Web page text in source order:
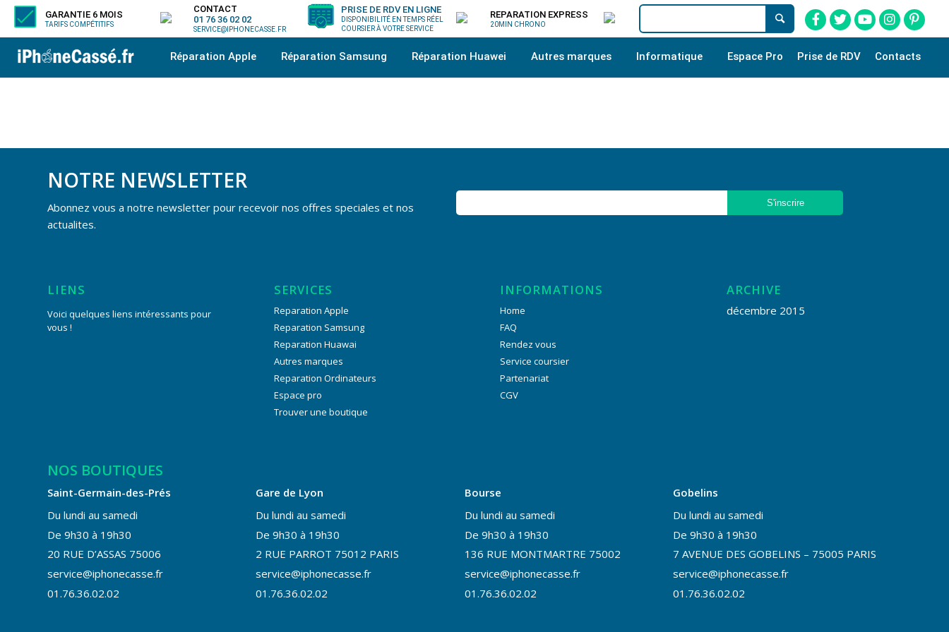
GARANTIE 6 MOIS
TARIFS COMPÉTITIFS
CONTACT
01 76 36 02 02
SERVICE@IPHONECASSE.FR
PRISE DE RDV EN LIGNE
DISPONIBILITÉ EN TEMPS RÉEL
COURSIER À VOTRE SERVICE
REPARATION EXPRESS
20MIN CHRONO
Réparation Apple Réparation Samsung Réparation Huawei Autres marques Informatique Espace Pro Prise de RDV Contacts
NOTRE NEWSLETTER
Abonnez vous a notre newsletter pour recevoir nos offres speciales et nos
actualites.
LIENS
Voici quelques liens intéressants pour
vous !
SERVICES
Reparation Apple
Reparation Samsung
Reparation Huawai
Autres marques
Reparation Ordinateurs
Espace pro
Trouver une boutique
INFORMATIONS
Home
FAQ
Rendez vous
Service coursier
Partenariat
CGV
ARCHIVE
décembre 2015
NOS BOUTIQUES
Saint-Germain-des-Prés
Du lundi au samedi
De 9h30 à 19h30
20 RUE D’ASSAS 75006
service@iphonecasse.fr
01.76.36.02.02
Gare de Lyon
Du lundi au samedi
De 9h30 à 19h30
2 RUE PARROT 75012 PARIS
service@iphonecasse.fr
01.76.36.02.02
Bourse
Du lundi au samedi
De 9h30 à 19h30
136 RUE MONTMARTRE 75002
service@iphonecasse.fr
01.76.36.02.02
Gobelins
Du lundi au samedi
De 9h30 à 19h30
7 AVENUE DES GOBELINS – 75005 PARIS
service@iphonecasse.fr
01.76.36.02.02